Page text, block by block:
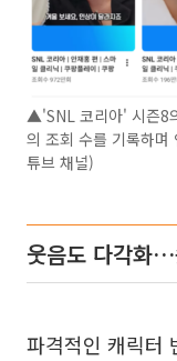
▲'SNL 코리아' 시즌8
의 조회 수를 기록하
튜브 채널)
웃음도 다각화
파격적인 캐릭터